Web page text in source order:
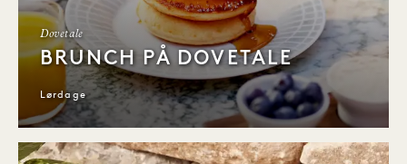
Dovetale
BRUNCH PÅ DOVETALE
Lørdage